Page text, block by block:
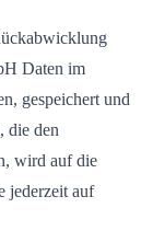
Daten im
gespeichert und
die den
wird auf die
jederzeit auf